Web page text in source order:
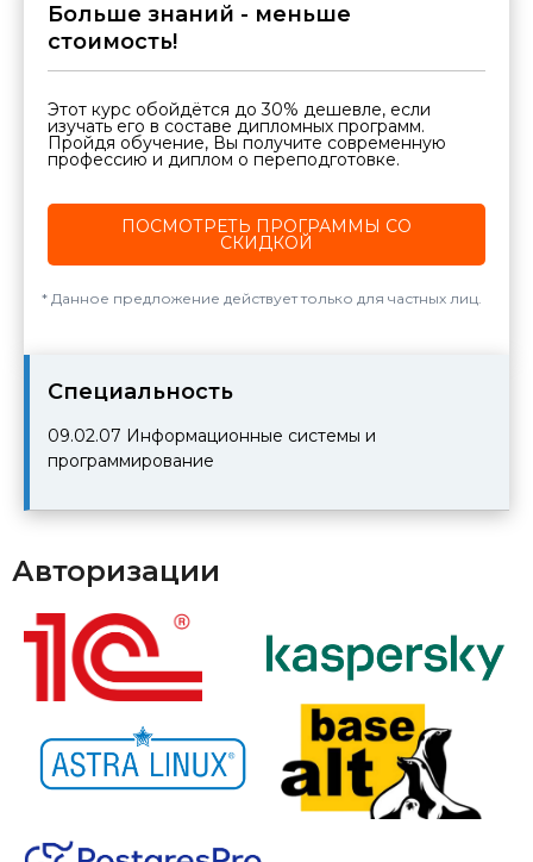
Больше знаний - меньше
стоимость!
Этот курс обойдётся до 30% дешевле, если
изучать его в составе дипломных программ.
Пройдя обучение, Вы получите современную
профессию и диплом о переподготовке.
ПОСМОТРЕТЬ ПРОГРАММЫ СО
СКИДКОЙ
Данное предложение действует только для частных лиц.
Cпециальность
09.02.07 Информационные системы и
программирование
Авторизации